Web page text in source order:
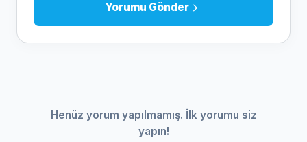
Yorumu Gönder
Henüz yorum yapılmamış. İlk yorumu siz
yapın!